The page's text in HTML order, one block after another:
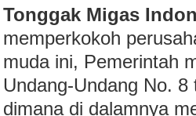
Tonggak Migas
memperkokoh
muda ini, Pemerintah
Undang-Undang No. 8
dimana di dalamnya